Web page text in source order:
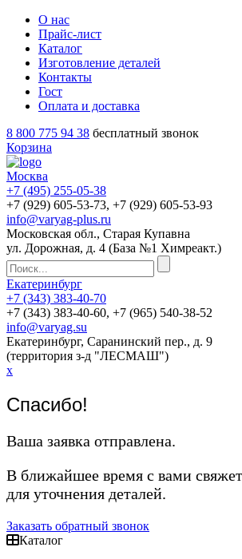
О нас
Прайс-лист
Каталог
Изготовление деталей
Контакты
Гост
Оплата и доставка
8 800 775 94 38 бесплатный звонок
Корзина
Москва
+7 (495) 255-05-38
+7 (929) 605-53-73, +7 (929) 605-53-93
info@varyag-plus.ru
Московская обл., Старая Купавна
ул. Дорожная, д. 4 (База №1 Химреакт.)
Екатеринбург
+7 (343) 383-40-70
+7 (343) 383-40-60, +7 (965) 540-38-52
info@varyag.su
Екатеринбург, Саранинский пер., д. 9
(территория з-д "ЛЕСМАШ")
x
Спасибо!
Ваша заявка отправлена.
В ближайшее время с вами
для уточнения деталей.
Заказать обратный звонок
Каталог